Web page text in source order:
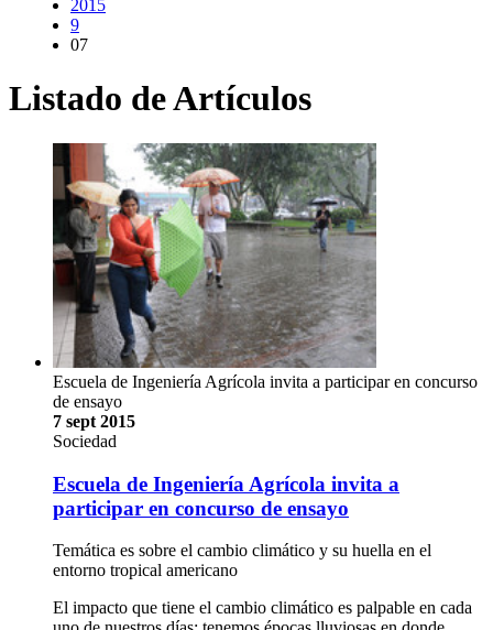
2015
9
07
Listado de Artículos
Escuela de Ingeniería Agrícola invita a participar en concurso
de ensayo
7 sept 2015
Sociedad
Escuela de Ingeniería Agrícola invita a
participar en concurso de ensayo
Temática es sobre el cambio climático y su huella en el
entorno tropical americano
El impacto que tiene el cambio climático es palpable en cada